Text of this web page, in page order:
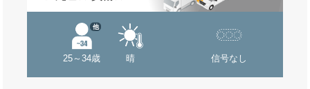
25～34歳
他
晴 信号なし